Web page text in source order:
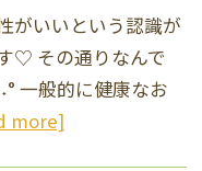
がいいという認識が
♡ その通りなんで
一般的に健康なお
more]